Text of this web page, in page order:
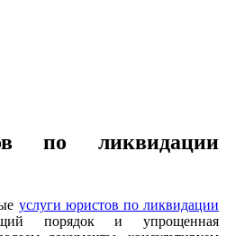
по ликвидации
услуги юристов по ликвидации
порядок и упрощенная